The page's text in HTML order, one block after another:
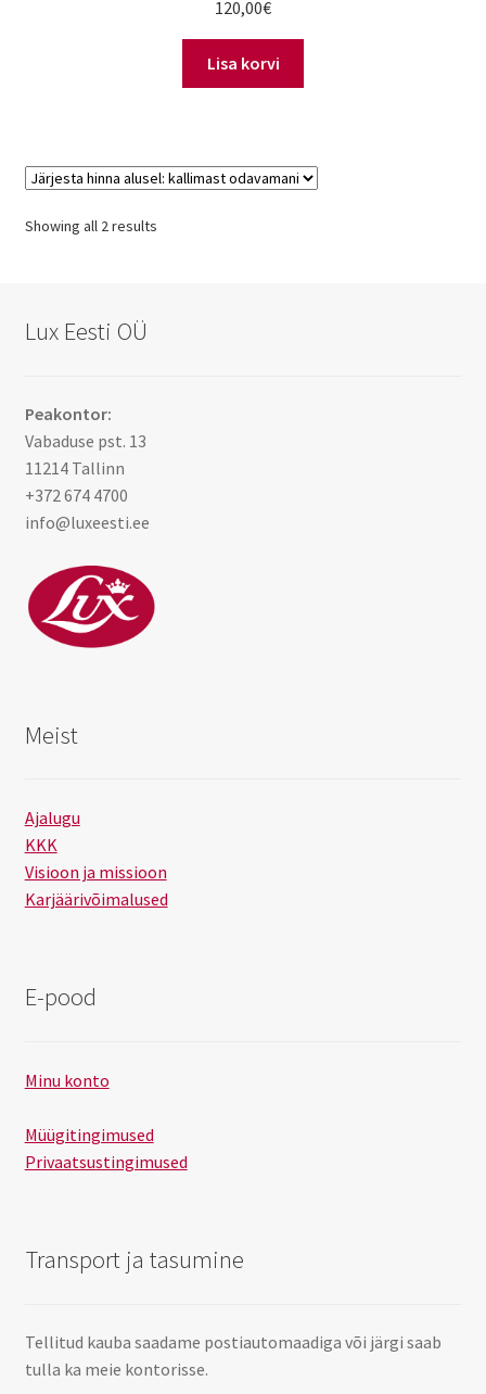
120,00€
Lisa korvi
Showing all 2 results
Lux Eesti OÜ
Peakontor:
Vabaduse pst. 13
11214 Tallinn
+372 674 4700
info@luxeesti.ee
Meist
Ajalugu
KKK
Visioon ja missioon
Karjäärivõimalused
E-pood
Minu konto
Müügitingimused
Privaatsustingimused
Transport ja tasumine
Tellitud kauba saadame postiautomaadiga või järgi saab
tulla ka meie kontorisse.